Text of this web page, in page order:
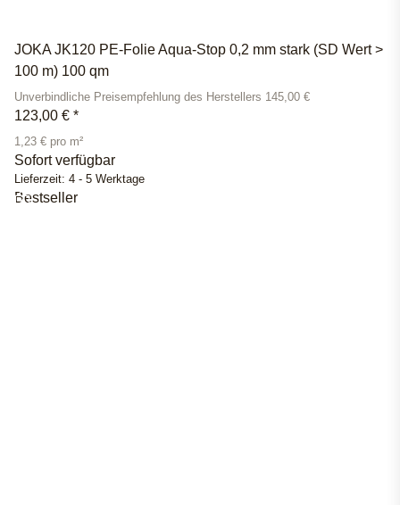
JOKA JK120 PE-Folie Aqua-Stop 0,2 mm stark (SD Wert >
100 m) 100 qm
Unverbindliche Preisempfehlung des Herstellers 145,00 €
123,00 € *
1,23 € pro m²
Sofort verfügbar
Lieferzeit: 4 - 5 Werktage
Bestseller